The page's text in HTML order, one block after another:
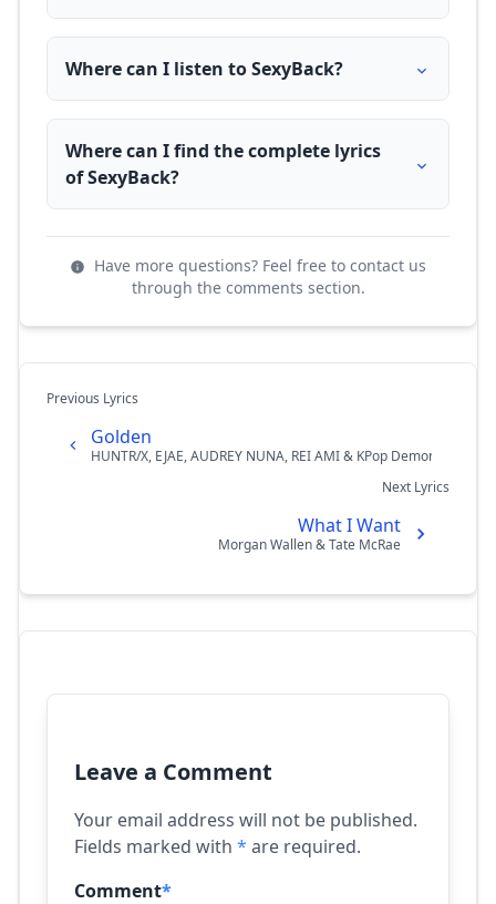
Where can I listen to SexyBack?
Where can I find the complete lyrics
of SexyBack?
Have more questions? Feel free to contact us
through the comments section.
Previous Lyrics
Golden
HUNTR/X, EJAE, AUDREY NUNA, REI AMI & KPop Demon Hunters
Next Lyrics
What I Want
Morgan Wallen & Tate McRae
Leave a Comment
Your email address will not be published.
Fields marked with * are required.
Comment*